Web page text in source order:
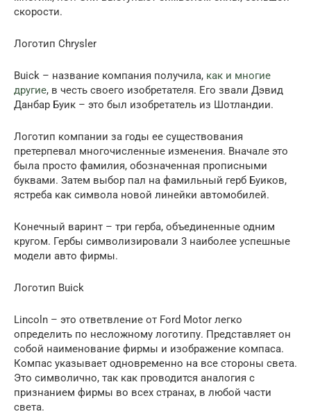
скорости.
Логотип Chrysler
Buick – название компания получила, как и многие
другие, в честь своего изобретателя. Его звали Дэвид
Данбар Буик – это был изобретатель из Шотландии.
Логотип компании за годы ее существования
претерпевал многочисленные изменения. Вначале это
была просто фамилия, обозначенная прописными
буквами. Затем выбор пал на фамильный герб Буиков,
ястреба как символа новой линейки автомобилей.
Конечный варинт – три герба, объединенные одним
кругом. Гербы символизировали 3 наиболее успешные
модели авто фирмы.
Логотип Buick
Lincoln – это ответвление от Ford Motor легко
определить по несложному логотипу. Представляет он
собой наименование фирмы и изображение компаса.
Компас указывает одновременно на все стороны света.
Это символично, так как проводится аналогия с
признанием фирмы во всех странах, в любой части
света.